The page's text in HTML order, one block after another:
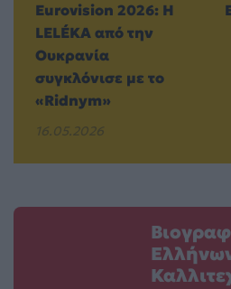
Eurovision 2026: Η
LELÉKA από την
Ουκρανία
συγκλόνισε με το
«Ridnym»
16.05.2026